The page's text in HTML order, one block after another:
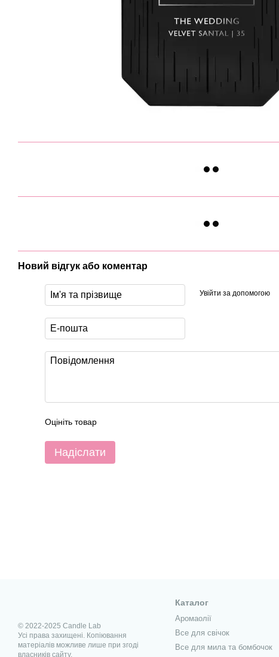
Новий відгук або коментар
Увійти за допомогою
Оцініть товар
Надіслати
© 2022-2025 Candle Lab
Усі права захищені. Копіювання
матеріалів можливе лише при згоді
власників сайту.
Каталог
Аромаолії
Все для свічок
Все для мила та бомбочок